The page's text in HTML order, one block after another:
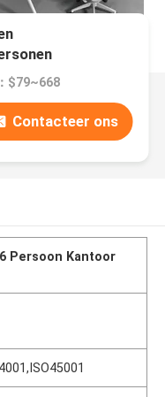
$79~668
Contacteer ons
Persoon Kantoor